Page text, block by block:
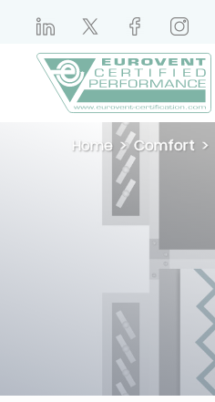
Home Comfort